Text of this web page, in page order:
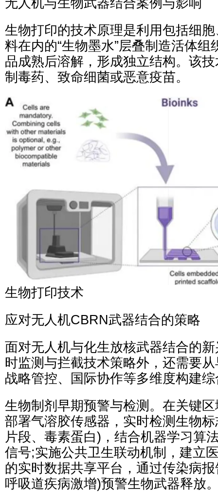
生物打印的技术原理是利用包括细
料在内的“生物墨水”层叠制造活体
品成熟后溶解，形成独立结构。该
制毒药、致命细菌或恶意疫苗。
生物打印技术
应对无人机CBRN武器结合的策略
面对无人机与化生放核武器结合的
时监测与拦截技术策略外，还需要
战略管控、国际协作等多维度构建
生物制剂早期预警与检测。在关键
部署气溶胶传感器，实时检测生物
片段、毒素蛋白)，结合机器学习算
信号;实施公共卫生联动机制，建立
的实时数据共享平台，通过传染病
呼吸道疾病激增)预警生物武器释放